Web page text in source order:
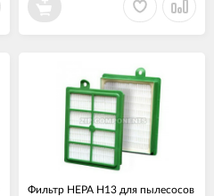
Фильтр HEPA H13 для пылесосов